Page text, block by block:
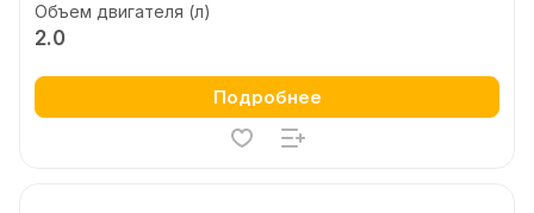
Объем двигателя (л)
2.0
Подробнее